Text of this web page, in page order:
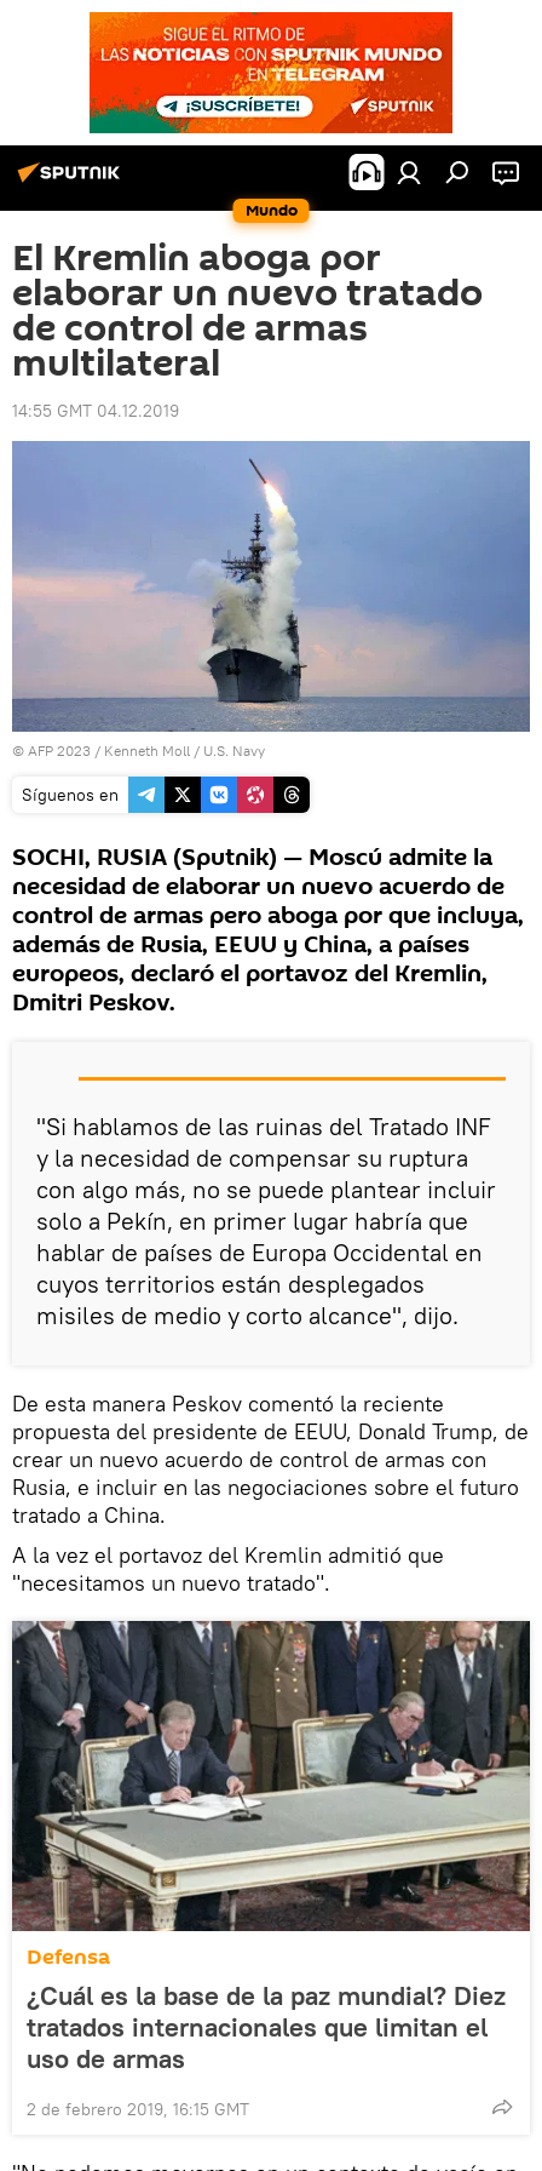
Mundo
El Kremlin aboga por
elaborar un nuevo tratado
de control de armas
multilateral
14:55 GMT 04.12.2019
© AFP 2023 / Kenneth Moll / U.S. Navy
Síguenos en
SOCHI, RUSIA (Sputnik) — Moscú admite la
necesidad de elaborar un nuevo acuerdo de
control de armas pero aboga por que incluya,
además de Rusia, EEUU y China, a países
europeos, declaró el portavoz del Kremlin,
Dmitri Peskov.
"Si hablamos de las ruinas del Tratado INF
y la necesidad de compensar su ruptura
con algo más, no se puede plantear incluir
solo a Pekín, en primer lugar habría que
hablar de países de Europa Occidental en
cuyos territorios están desplegados
misiles de medio y corto alcance", dijo.
De esta manera Peskov comentó la reciente
propuesta del presidente de EEUU, Donald Trump, de
crear un nuevo acuerdo de control de armas con
Rusia, e incluir en las negociaciones sobre el futuro
tratado a China.
A la vez el portavoz del Kremlin admitió que
"necesitamos un nuevo tratado".
Defensa
¿Cuál es la base de la paz mundial? Diez
tratados internacionales que limitan el
uso de armas
2 de febrero 2019, 16:15 GMT